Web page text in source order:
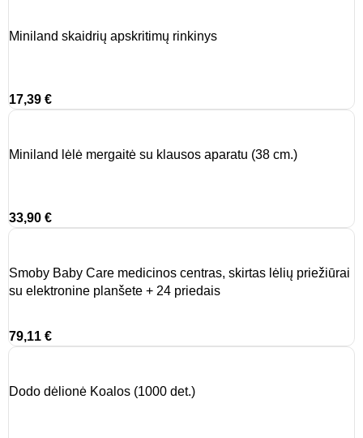
Miniland skaidrių apskritimų rinkinys
17,39€
Miniland lėlė mergaitė su klausos aparatu (38 cm.)
33,90€
Smoby Baby Care medicinos centras, skirtas lėlių priežiūrai
su elektronine planšete + 24 priedais
79,11€
Dodo dėlionė Koalos (1000 det.)